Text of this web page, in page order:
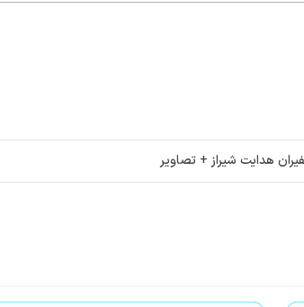
هدایت شیراز + تصاویر